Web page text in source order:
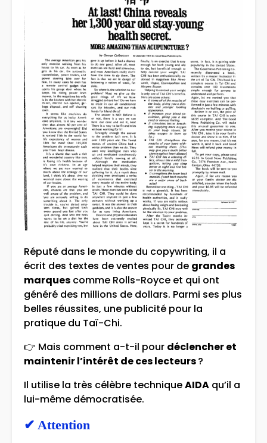
Réputé dans le monde du copywriting, il a
écrit des textes de ventes pour de grandes
marques comme Rolls-Royce et qui ont
généré des millions de dollars. Parmi ses plus
belles réussites, une publicité pour la
pratique du Taï-Chi.
👉 Mais comment a-t-il pour déclencher et
maintenir l’intérêt de ces lecteurs?
Il utilise la très célèbre techniqueAIDA qu’il a
lui-même démocratisée.
✔ Attention